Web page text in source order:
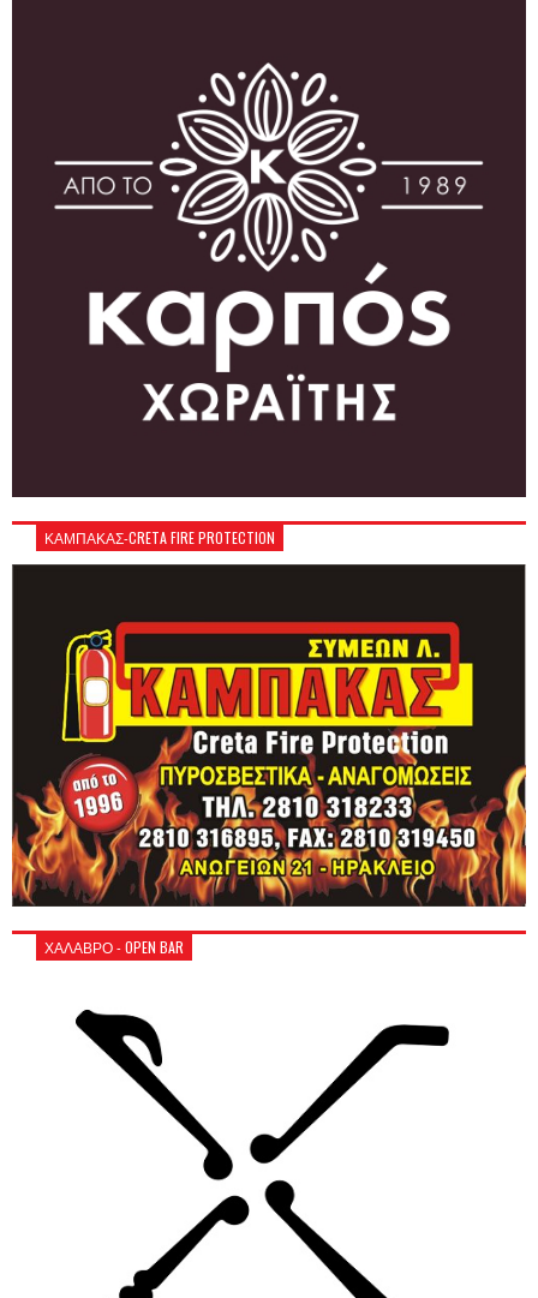
ΚΑΜΠΑΚΑΣ-CRETA FIRE PROTECTION
ΧΑΛΑΒΡΟ - OPEN BAR